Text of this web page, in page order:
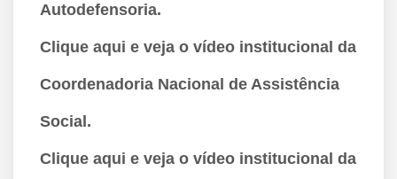
Autodefensoria.
Clique aqui e veja o vídeo institucional da
Coordenadoria Nacional de Assistência
Social.
Clique aqui e veja o vídeo institucional da